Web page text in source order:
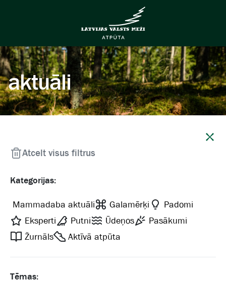
aktuāli
Kategorijas:
Mammadaba aktuāli Galamērķi
Padomi
Eksperti
Putni Ūdeņos
Pasākumi
Žurnāls
Aktīvā atpūta
Tēmas:
Atcelt visus filtrus